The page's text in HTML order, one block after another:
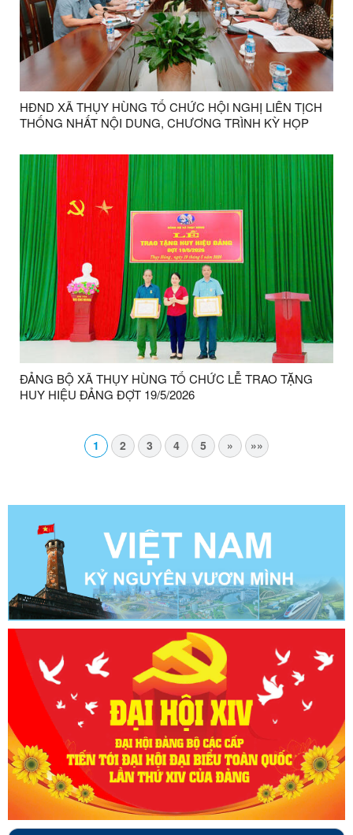
HĐND XÃ THỤY HÙNG TỔ CHỨC HỘI NGHỊ LIÊN TỊCH
THỐNG NHẤT NỘI DUNG, CHƯƠNG TRÌNH KỲ HỌP
ĐẢNG BỘ XÃ THỤY HÙNG TỔ CHỨC LỄ TRAO TẶNG
HUY HIỆU ĐẢNG ĐỢT 19/5/2026
1 2 3 4 5 » »»